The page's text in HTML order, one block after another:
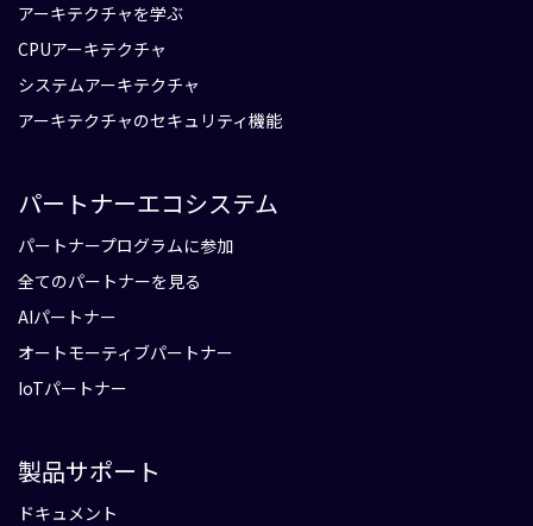
アーキテクチャを学ぶ
CPUアーキテクチャ
システムアーキテクチャ
アーキテクチャのセキュリティ機能
パートナーエコシステム
パートナープログラムに参加
全てのパートナーを見る
AIパートナー
オートモーティブパートナー
IoTパートナー
製品サポート
ドキュメント